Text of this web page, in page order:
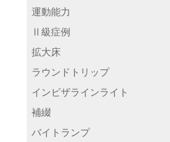
運動能力
Ⅱ級症例
拡大床
ラウンドトリップ
インビザラインライト
補綴
バイトランプ